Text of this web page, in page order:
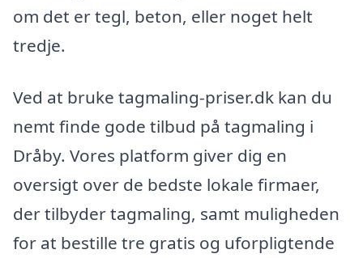
om det er tegl, beton, eller noget helt
tredje.
Ved at bruke tagmaling-priser.dk kan du
nemt finde gode tilbud på tagmaling i
Dråby. Vores platform giver dig en
oversigt over de bedste lokale firmaer,
der tilbyder tagmaling, samt muligheden
for at bestille tre gratis og uforpligtende